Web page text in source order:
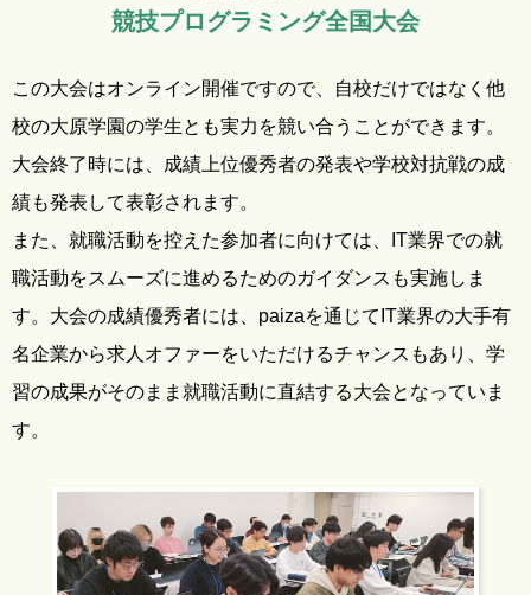
競技プログラミング全国大会
この大会はオンライン開催ですので、自校だけではなく他
校の大原学園の学生とも実力を競い合うことができます。
大会終了時には、成績上位優秀者の発表や学校対抗戦の成
績も発表して表彰されます。
また、就職活動を控えた参加者に向けては、IT業界での就
職活動をスムーズに進めるためのガイダンスも実施しま
す。大会の成績優秀者には、paizaを通じてIT業界の大手有
名企業から求人オファーをいただけるチャンスもあり、学
習の成果がそのまま就職活動に直結する大会となっていま
す。